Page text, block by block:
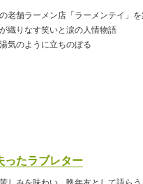
老舗ラーメン店「ラーメンテイ」
織りなす笑いと涙の人情物語
気のように立ちのぼる
ったラブレター